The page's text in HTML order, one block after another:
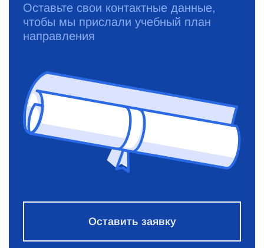
Оставьте свои контактные данные,
чтобы мы прислали учебный план
направления
Оставить заявку